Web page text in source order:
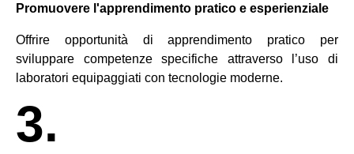
Promuovere l'apprendimento pratico e esperienziale
Offrire opportunità di apprendimento pratico per
sviluppare competenze specifiche attraverso l’uso di
laboratori equipaggiati con tecnologie moderne.
3.